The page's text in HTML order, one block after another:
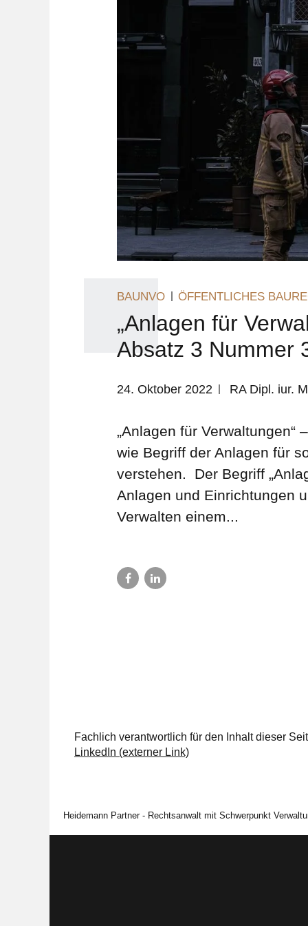
BAUNVO ÖFFENTLICHES
„Anlagen für
Absatz 3 Nummer
24. Oktober 2022 RA Dipl. iur.
„Anlagen für Verwaltungen“
wie Begriff der Anlagen für
verstehen. Der Begriff
Anlagen und Einrichtungen
Verwalten einem...
Fachlich verantwortlich für den Inhalt dieser
LinkedIn (externer Link)
Heidemann Partner - Rechtsanwalt mit Schwerpunkt